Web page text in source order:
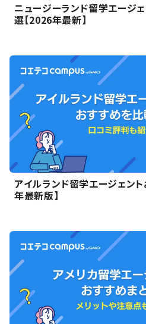
ニュージーランド留学エージ
選【2026年最新】
アイルランド留学エージェン
年最新版】